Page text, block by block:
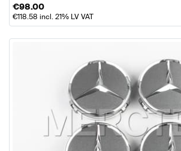
€98.00
€118.58 incl. 21% LV VAT